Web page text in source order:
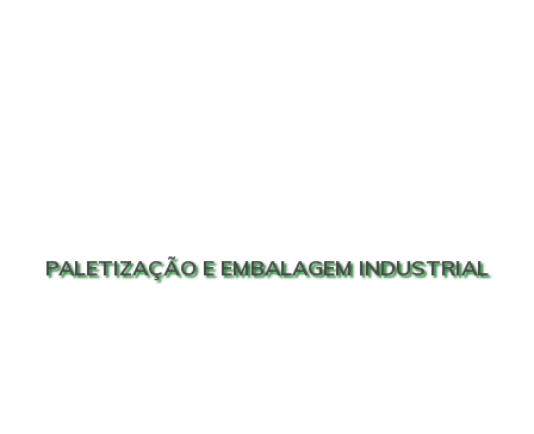
PALETIZAÇÃO E EMBALAGEM INDUSTRIAL